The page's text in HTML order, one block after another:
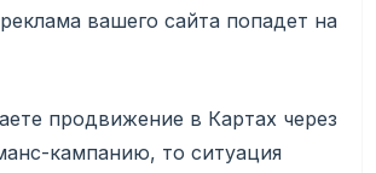
вашего сайта попадет на
продвижение в Картах через
кампанию, то ситуация